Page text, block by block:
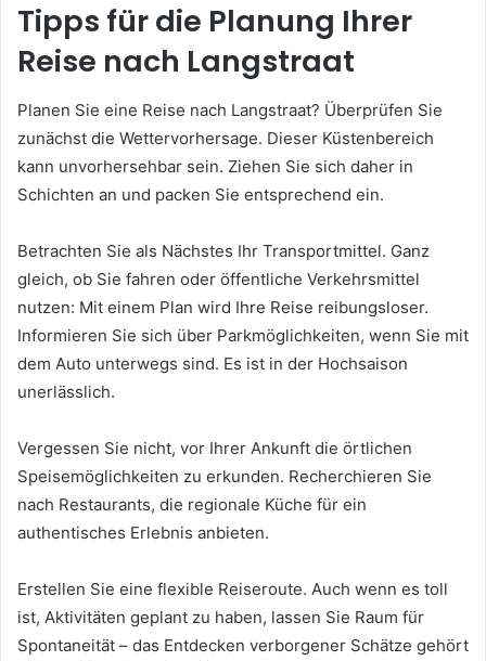
Tipps für die Planung Ihrer
Reise nach Langstraat
Planen Sie eine Reise nach Langstraat? Überprüfen Sie
zunächst die Wettervorhersage. Dieser Küstenbereich
kann unvorhersehbar sein. Ziehen Sie sich daher in
Schichten an und packen Sie entsprechend ein.
Betrachten Sie als Nächstes Ihr Transportmittel. Ganz
gleich, ob Sie fahren oder öffentliche Verkehrsmittel
nutzen: Mit einem Plan wird Ihre Reise reibungsloser.
Informieren Sie sich über Parkmöglichkeiten, wenn Sie mit
dem Auto unterwegs sind. Es ist in der Hochsaison
unerlässlich.
Vergessen Sie nicht, vor Ihrer Ankunft die örtlichen
Speisemöglichkeiten zu erkunden. Recherchieren Sie
nach Restaurants, die regionale Küche für ein
authentisches Erlebnis anbieten.
Erstellen Sie eine flexible Reiseroute. Auch wenn es toll
ist, Aktivitäten geplant zu haben, lassen Sie Raum für
Spontaneität – das Entdecken verborgener Schätze gehört